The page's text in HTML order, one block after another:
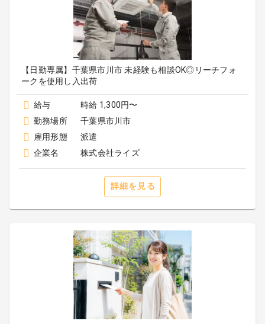
【日勤専属】千葉県市川市 未経験も相談OK◎リーチフォ
ークを使用し入出荷
給与
時給 1,300円〜
勤務場所
千葉県市川市
雇用形態
派遣
企業名
株式会社ライズ
詳細を見る